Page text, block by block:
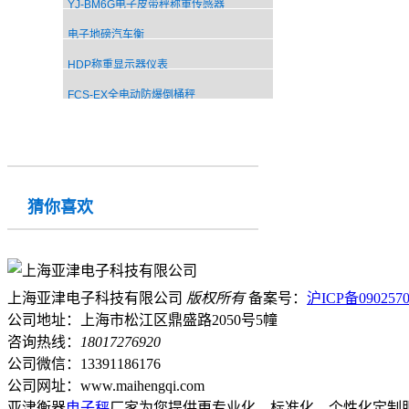
YJ-BM6G电子皮带秤称重传感器
电子地磅汽车衡
HDP称重显示器仪表
FCS-EX全电动防爆倒桶秤
猜你喜欢
上海亚津电子科技有限公司 版权所有备案号： 沪ICP备
公司地址：上海市松江区鼎盛路2050号5幢
咨询热线：
18017276920
公司微信：13391186176
公司网址：www.maihengqi.com